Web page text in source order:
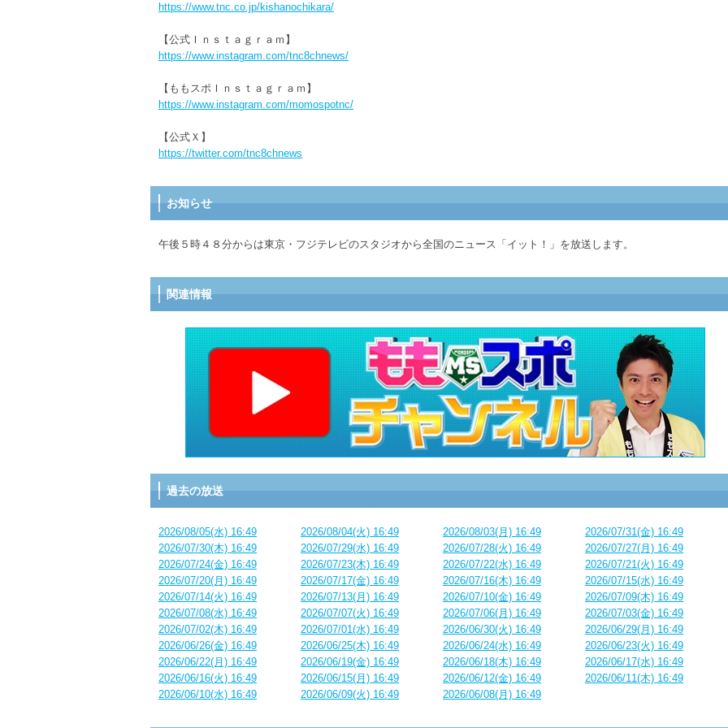
https://www.tnc.co.jp/kishanochikara/
【公式Ｉｎｓｔａｇｒａｍ】
https://www.instagram.com/tnc8chnews/
【ももスポＩｎｓｔａｇｒａｍ】
https://www.instagram.com/momospotnc/
【公式Ｘ】
https://twitter.com/tnc8chnews
お知らせ
午後５時４８分からは東京・フジテレビのスタジオから全国のニュース「イット！」を放送します。
関連情報
過去の放送
2026/08/05(水) 16:49 2026/08/04(火) 16:49 2026/08/03(月) 16:49
2026/07/31(金) 16:49
2026/07/30(木) 16:49
2026/07/29(水) 16:49 2026/07/28(火) 16:49
2026/07/27(月) 16:49
2026/07/24(金) 16:49
2026/07/23(木) 16:49 2026/07/22(水) 16:49
2026/07/21(火) 16:49
2026/07/20(月) 16:49
2026/07/17(金) 16:49 2026/07/16(木) 16:49
2026/07/15(水) 16:49
2026/07/14(火) 16:49
2026/07/13(月) 16:49 2026/07/10(金) 16:49
2026/07/09(木) 16:49
2026/07/08(水) 16:49
2026/07/07(火) 16:49 2026/07/06(月) 16:49
2026/07/03(金) 16:49
2026/07/02(木) 16:49
2026/07/01(水) 16:49 2026/06/30(火) 16:49
2026/06/29(月) 16:49
2026/06/26(金) 16:49
2026/06/25(木) 16:49 2026/06/24(水) 16:49
2026/06/23(火) 16:49
2026/06/22(月) 16:49
2026/06/19(金) 16:49 2026/06/18(木) 16:49
2026/06/17(水) 16:49
2026/06/16(火) 16:49
2026/06/15(月) 16:49 2026/06/12(金) 16:49
2026/06/11(木) 16:49
2026/06/10(水) 16:49
2026/06/09(火) 16:49 2026/06/08(月) 16:49